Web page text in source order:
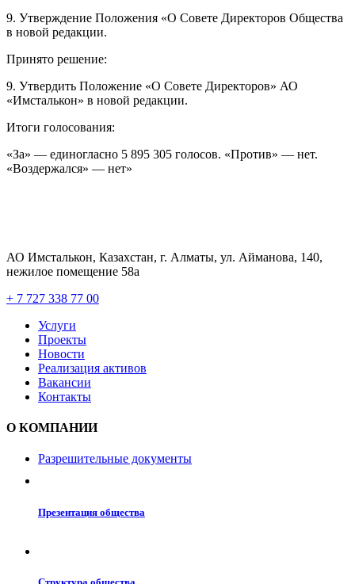
9. Утверждение Положения «О Совете Директоров Общества
в новой редакции.
Принято решение:
9. Утвердить Положение «О Совете Директоров» АО
«Имсталькон» в новой редакции.
Итоги голосования:
«За» — единогласно 5 895 305 голосов. «Против» — нет.
«Воздержался» — нет»
АО Имсталькон, Казахстан, г. Алматы, ул. Айманова, 140,
нежилое помещение 58а
+ 7 727 338 77 00
Услуги
Проекты
Новости
Реализация активов
Вакансии
Контакты
О КОМПАНИИ
Разрешительные документы
Презентация общества